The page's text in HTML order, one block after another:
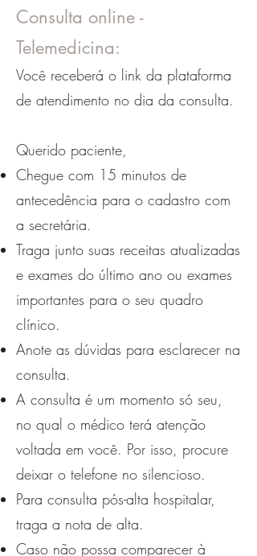
Consulta online -
Telemedicina:
Você receberá o link da plataforma
de atendimento no dia da consulta.
Querido paciente,
Chegue com 15 minutos de
antecedência para o cadastro com
a secretária.
Traga junto suas receitas atualizadas
e exames do último ano ou exames
importantes para o seu quadro
clínico.
Anote as dúvidas para esclarecer na
consulta.
A consulta é um momento só seu,
no qual o médico terá atenção
voltada em você. Por isso, procure
deixar o telefone no silencioso.
Para consulta pós-alta hospitalar,
traga a nota de alta.
Caso não possa comparecer à